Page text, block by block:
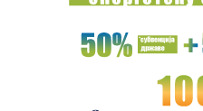
19:31:Preminuo poznati
Madonom i Brit...
Procurio govor